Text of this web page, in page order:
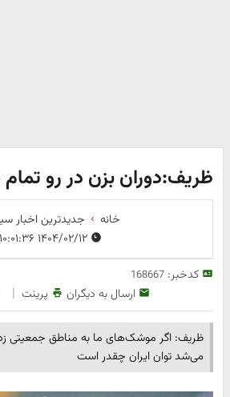
ظریف:دوران بزن در رو
خانه
جدیدترین اخبار
۱۴۰۴/۰۲/۱۲ ۱۰:۰۱:۳۶
کدخبر:168667
ارسال به دیگران پرینت |
ظریف: اگر موشک‌های ما به مناطق جمعیتی
می‌شد توان ایران چقدر است